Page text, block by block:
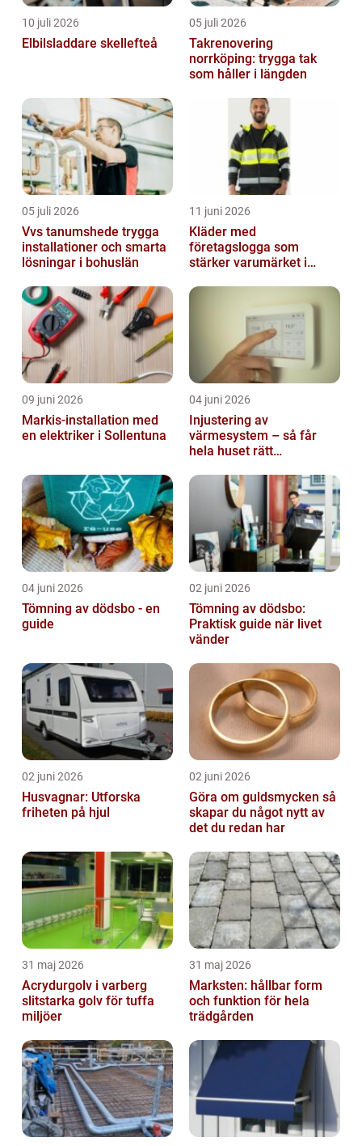
10 juli 2026
Elbilsladdare skellefteå
05 juli 2026
Takrenovering
norrköping: trygga tak
som håller i längden
05 juli 2026
Vvs tanumshede trygga
installationer och smarta
lösningar i bohuslän
11 juni 2026
Kläder med
företagslogga som
stärker varumärket i
09 juni 2026
Markis-installation med
en elektriker i Sollentuna
04 juni 2026
Injustering av
värmesystem – så får
hela huset rätt
04 juni 2026
Tömning av dödsbo - en
guide
02 juni 2026
Tömning av dödsbo:
Praktisk guide när livet
vänder
02 juni 2026
Husvagnar: Utforska
friheten på hjul
02 juni 2026
Göra om guldsmycken så
skapar du något nytt av
det du redan har
31 maj 2026
Acrydurgolv i varberg
slitstarka golv för tuffa
miljöer
31 maj 2026
Marksten: hållbar form
och funktion för hela
trädgården